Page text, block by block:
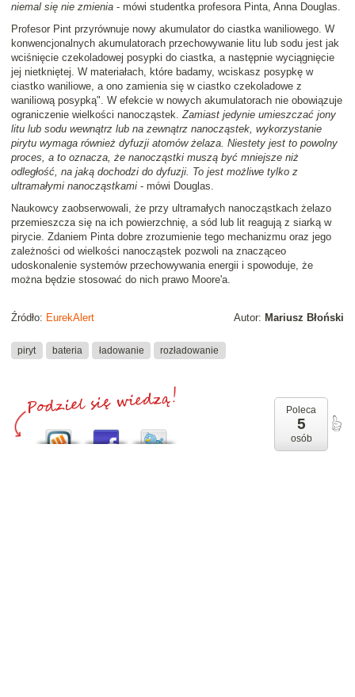
niemal się nie zmienia - mówi studentka profesora Pinta, Anna Douglas.
Profesor Pint przyrównuje nowy akumulator do ciastka waniliowego. W
konwencjonalnych akumulatorach przechowywanie litu lub sodu jest jak
wciśnięcie czekoladowej posypki do ciastka, a następnie wyciągnięcie
jej nietkniętej. W materiałach, które badamy, wciskasz posypkę w
ciastko waniliowe, a ono zamienia się w ciastko czekoladowe z
waniliową posypką". W efekcie w nowych akumulatorach nie obowiązuje
ograniczenie wielkości nanocząstek.Zamiast jedynie umieszczać jony
litu lub sodu wewnątrz lub na zewnątrz nanocząstek, wykorzystanie
pirytu wymaga również dyfuzji atomów żelaza. Niestety jest to powolny
proces, a to oznacza, że nanocząstki muszą być mniejsze niż
odległość, na jaką dochodzi do dyfuzji. To jest możliwe tylko z
ultramałymi nanocząstkami - mówi Douglas.
Naukowcy zaobserwowali, że przy ultramałych nanocząstkach żelazo
przemieszcza się na ich powierzchnię, a sód lub lit reagują z siarką w
pirycie. Zdaniem Pinta dobre zrozumienie tego mechanizmu oraz jego
zależności od wielkości nanocząstek pozwoli na znacząceo
udoskonalenie systemów przechowywania energii i spowoduje, że
można będzie stosować do nich prawo Moore'a.
Autor: Mariusz Błoński
Źródło: EurekAlert
piryt bateria ładowanie rozładowanie
Poleca
5
osób